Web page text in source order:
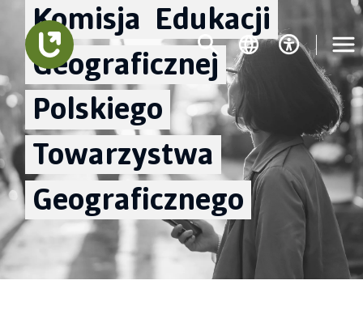
Komisja Edukacji
Geograficznej
Polskiego
Towarzystwa
Geograficznego